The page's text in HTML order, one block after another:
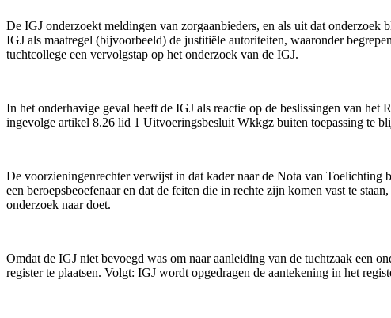
De IGJ onderzoekt meldingen van zorgaanbieders, en als uit dat
IGJ als maatregel (bijvoorbeeld) de justitiële autoriteiten, waaronder
tuchtcollege een vervolgstap op het onderzoek van de IGJ.
In het onderhavige geval heeft de IGJ als reactie op de beslissingen van
ingevolge artikel 8.26 lid 1 Uitvoeringsbesluit Wkkgz buiten toepassing te
De voorzieningenrechter verwijst in dat kader naar de Nota van Toelichting
een beroepsbeoefenaar en dat de feiten die in rechte zijn komen vast te
onderzoek naar doet.
Omdat de IGJ niet bevoegd was om naar aanleiding van de tuchtzaak een
register te plaatsen. Volgt: IGJ wordt opgedragen de aantekening in het